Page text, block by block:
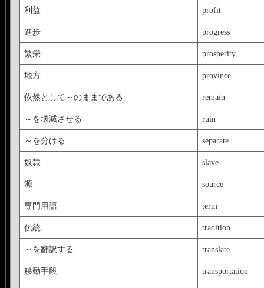
利益 profit
進歩 progress
繁栄 prosperity
地方 province
依然として～のままである remain
～を壊滅させる ruin
～を分ける separate
奴隷 slave
源 source
専門用語 term
伝統 tradition
～を翻訳する translate
移動手段 transportation